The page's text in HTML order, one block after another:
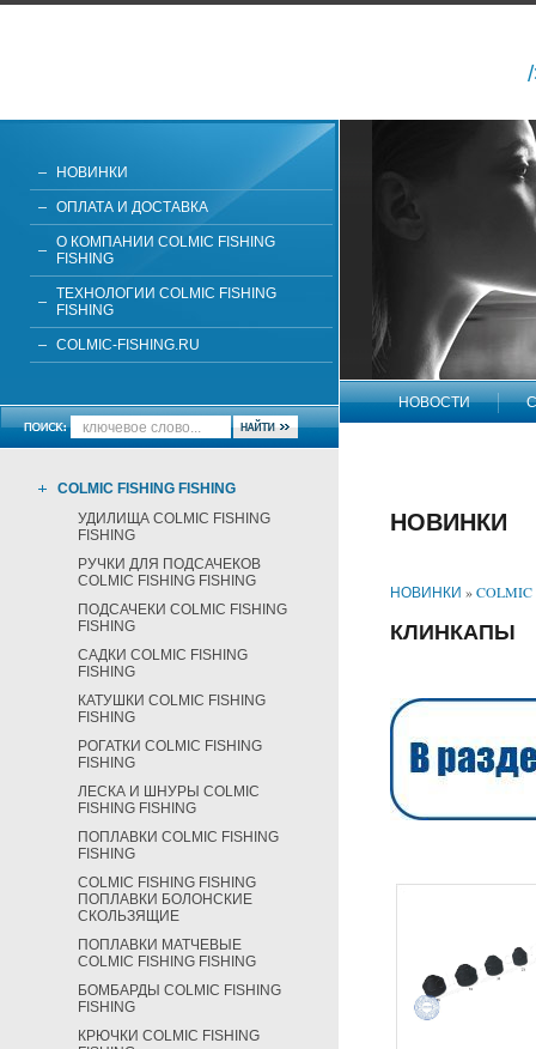
НОВИНКИ
ОПЛАТА И ДОСТАВКА
О КОМПАНИИ COLMIC FISHING
FISHING
ТЕХНОЛОГИИ COLMIC FISHING
FISHING
COLMIC-FISHING.RU
COLMIC FISHING FISHING
УДИЛИЩА COLMIC FISHING
FISHING
РУЧКИ ДЛЯ ПОДСАЧЕКОВ
COLMIC FISHING FISHING
ПОДСАЧЕКИ COLMIC FISHING
FISHING
САДКИ COLMIC FISHING
FISHING
КАТУШКИ COLMIC FISHING
FISHING
РОГАТКИ COLMIC FISHING
FISHING
ЛЕСКА И ШНУРЫ COLMIC
FISHING FISHING
ПОПЛАВКИ COLMIC FISHING
FISHING
COLMIC FISHING FISHING
ПОПЛАВКИ БОЛОНСКИЕ
СКОЛЬЗЯЩИЕ
ПОПЛАВКИ МАТЧЕВЫЕ
COLMIC FISHING FISHING
БОМБАРДЫ COLMIC FISHING
FISHING
КРЮЧКИ COLMIC FISHING
НОВОСТИ
НОВИНКИ
НОВИНКИ »
КЛИНКАПЫ